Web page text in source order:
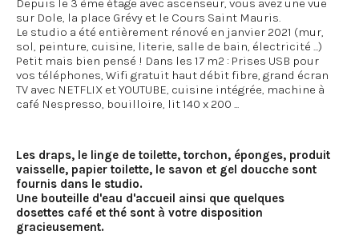
Depuis le 3 ème étage avec ascenseur, vous avez une vue
sur Dole, la place Grévy et le Cours Saint Mauris.
Le studio a été entièrement rénové en janvier 2021 (mur,
sol, peinture, cuisine, literie, salle de bain, électricité ...)
Petit mais bien pensé ! Dans les 17 m2 : Prises USB pour
vos téléphones, Wifi gratuit haut débit fibre, grand écran
TV avec NETFLIX et YOUTUBE, cuisine intégrée, machine à
café Nespresso, bouilloire, lit 140 x 200 ...
Les draps, le linge de toilette, torchon, éponges, produit
vaisselle, papier toilette, le savon et gel doucche sont
fournis dans le studio.
Une bouteille d'eau d'accueil ainsi que quelques
dosettes café et thé sont à votre disposition
gracieusement.